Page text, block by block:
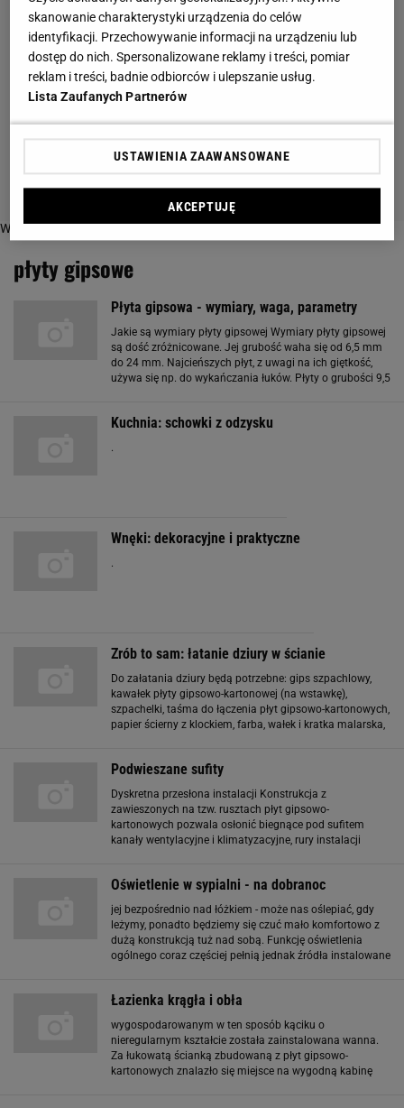
Więcej o:
płyty gipsowe
Płyta gipsowa - wymiary, waga, parametry
Jakie są wymiary płyty gipsowej Wymiary płyty gipsowej
są dość zróżnicowane. Jej grubość waha się od 6,5 mm
do 24 mm. Najcieńszych płyt, z uwagi na ich giętkość,
używa się np. do wykańczania łuków. Płyty o grubości 9,5
Kuchnia: schowki z odzysku
.
Wnęki: dekoracyjne i praktyczne
.
Zrób to sam: łatanie dziury w ścianie
Do załatania dziury będą potrzebne: gips szpachlowy,
kawałek płyty gipsowo-kartonowej (na wstawkę),
szpachelki, taśma do łączenia płyt gipsowo-kartonowych,
papier ścierny z klockiem, farba, wałek i kratka malarska,
Podwieszane sufity
Dyskretna przesłona instalacji Konstrukcja z
zawieszonych na tzw. rusztach płyt gipsowo-
kartonowych pozwala osłonić biegnące pod sufitem
kanały wentylacyjne i klimatyzacyjne, rury instalacji
Oświetlenie w sypialni - na dobranoc
jej bezpośrednio nad łóżkiem - może nas oślepiać, gdy
leżymy, ponadto będziemy się czuć mało komfortowo z
dużą konstrukcją tuż nad sobą. Funkcję oświetlenia
ogólnego coraz częściej pełnią jednak źródła instalowane
Łazienka krągła i obła
wygospodarowanym w ten sposób kąciku o
nieregularnym kształcie została zainstalowana wanna.
Za łukowatą ścianką zbudowaną z płyt gipsowo-
kartonowych znalazło się miejsce na wygodną kabinę
skanowanie charakterystyki urządzenia do celów
identyfikacji. Przechowywanie informacji na urządzeniu lub
dostęp do nich. Spersonalizowane reklamy i treści, pomiar
reklam i treści, badnie odbiorców i ulepszanie usług.
Lista Zaufanych Partnerów
USTAWIENIA ZAAWANSOWANE
AKCEPTUJĘ